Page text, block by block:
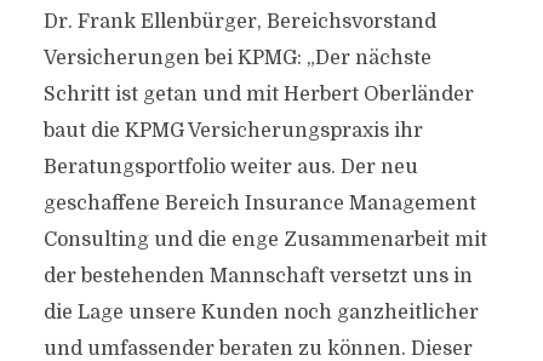
Dr. Frank Ellenbürger, Bereichsvorstand
Versicherungen bei KPMG: „Der nächste
Schritt ist getan und mit Herbert Oberländer
baut die KPMG Versicherungspraxis ihr
Beratungsportfolio weiter aus. Der neu
geschaffene Bereich Insurance Management
Consulting und die enge Zusammenarbeit mit
der bestehenden Mannschaft versetzt uns in
die Lage unsere Kunden noch ganzheitlicher
und umfassender beraten zu können. Dieser